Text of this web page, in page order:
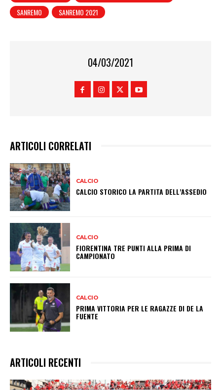
SANREMO
SANREMO 2021
04/03/2021
ARTICOLI CORRELATI
CALCIO
CALCIO STORICO LA PARTITA DELL’ASSEDIO
CALCIO
FIORENTINA TRE PUNTI ALLA PRIMA DI
CAMPIONATO
CALCIO
PRIMA VITTORIA PER LE RAGAZZE DI DE LA
FUENTE
ARTICOLI RECENTI